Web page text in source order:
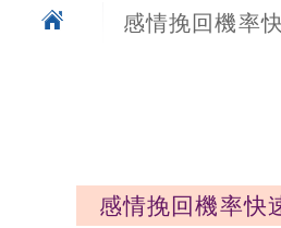
感情挽回機率
感情挽回機率快